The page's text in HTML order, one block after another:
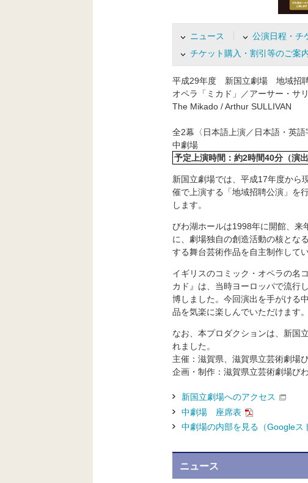
ニュース 公演日程・チ
チケット購入・割引等のご案
平成29年度 新国立劇場 地域招
オペラ「ミカド」／アーサー・サ
The Mikado / Arthur SULLIVAN
全2幕〈日本語上演／日本語・英語
中劇場
予定上演時間：約2時間40分 （演
新国立劇場では、平成17年度から
催で上演する「地域招聘公演」を
します。
びわ湖ホールは1998年に開館、来
に、劇場独自の創造活動の核とな
する舞台芸術作品を自主制作してい
イギリスのコミック・オペラの名
カド』は、当時ヨーロッパで流行
博しました。今回演出を手がける
品を気楽に楽しんでいただけます。
なお、本プロダクションは、新国
れました。
主催：滋賀県、滋賀県立芸術劇場
企画・制作：滋賀県立芸術劇場び
新国立劇場へのアクセス
中劇場 座席表
中劇場の内部を見る（Googleス
ニュース